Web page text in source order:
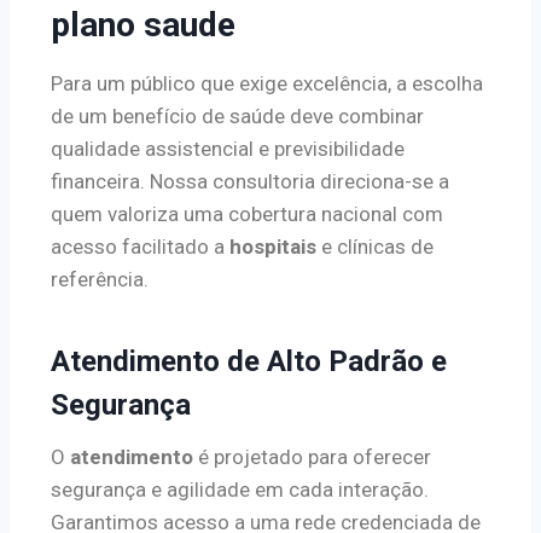
plano saude
Para um público que exige excelência, a escolha
de um benefício de saúde deve combinar
qualidade assistencial e previsibilidade
financeira. Nossa consultoria direciona-se a
quem valoriza uma cobertura nacional com
acesso facilitado a hospitais e clínicas de
referência.
Atendimento de Alto Padrão e
Segurança
O atendimento é projetado para oferecer
segurança e agilidade em cada interação.
Garantimos acesso a uma rede credenciada de